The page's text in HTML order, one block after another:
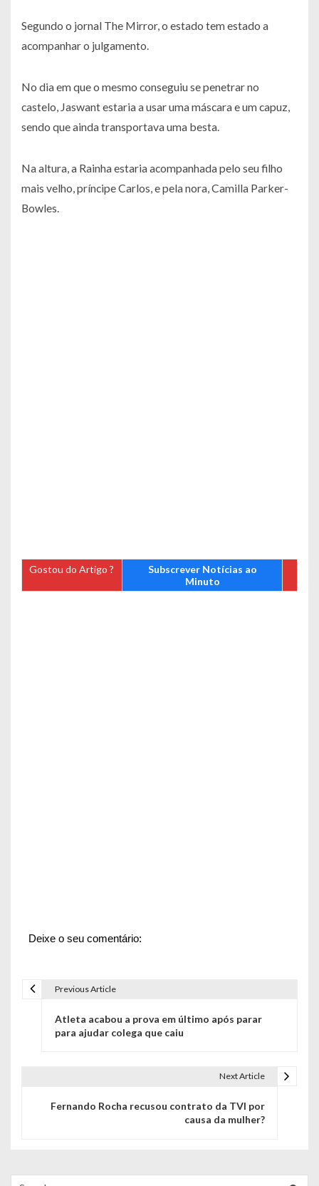
Segundo o jornal The Mirror, o estado tem estado a
acompanhar o julgamento.
No dia em que o mesmo conseguiu se penetrar no
castelo, Jaswant estaria a usar uma máscara e um capuz,
sendo que ainda transportava uma besta.
Na altura, a Rainha estaria acompanhada pelo seu filho
mais velho, príncipe Carlos, e pela nora, Camilla Parker-
Bowles.
Gostou do Artigo ?
Subscrever Notícias ao
Minuto
Deixe o seu comentário:
ã
Previous Article
Atleta acabou a prova em último após parar
para ajudar colega que caiu
Next Article
Fernando Rocha recusou contrato da TVI por
causa da mulher?